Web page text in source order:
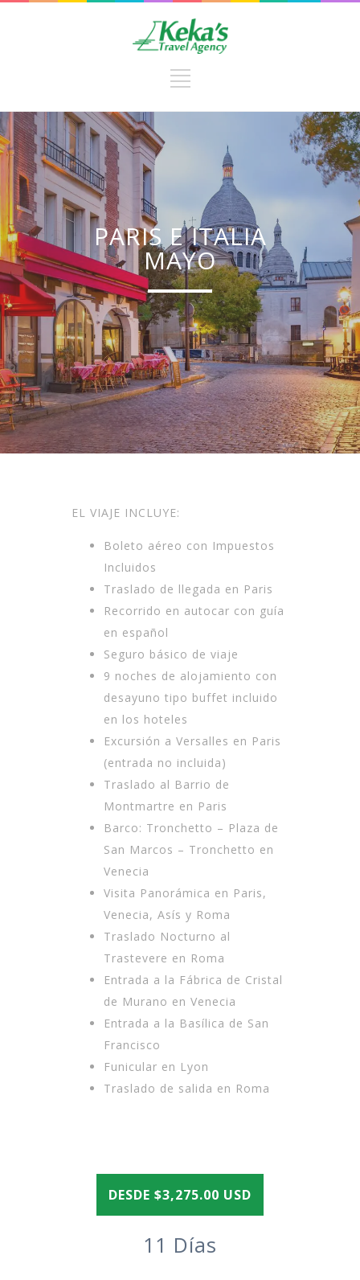
PARIS E ITALIA
MAYO
​EL VIAJE INCLUYE:
Boleto aéreo con Impuestos
Incluidos
Traslado de llegada en Paris
Recorrido en autocar con guía
en español
Seguro básico de viaje
9 noches de alojamiento con
desayuno tipo buffet incluido
en los hoteles
Excursión a Versalles en Paris
(entrada no incluida)
Traslado al Barrio de
Montmartre en Paris
Barco: Tronchetto – Plaza de
San Marcos – Tronchetto en
Venecia
Visita Panorámica en Paris,
Venecia, Asís y Roma
Traslado Nocturno al
Trastevere en Roma
Entrada a la Fábrica de Cristal
de Murano en Venecia
Entrada a la Basílica de San
Francisco
Funicular en Lyon
Traslado de salida en Roma
DESDE $3,275.00 USD
11 Días